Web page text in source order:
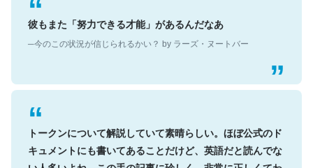
彼もまた「努力できる才能」があるんだなあ
トークンについて解説していて素晴らしい。ほぼ公式のド
キュメントにも書いてあることだけど、英語だと読んでな
い人多いよね。この手の記事に珍しく、非常に正しくてわ